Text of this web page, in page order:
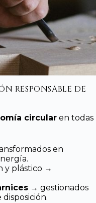
RESPONSABLE DE
circular en todas
en
y plástico →
→ gestionados